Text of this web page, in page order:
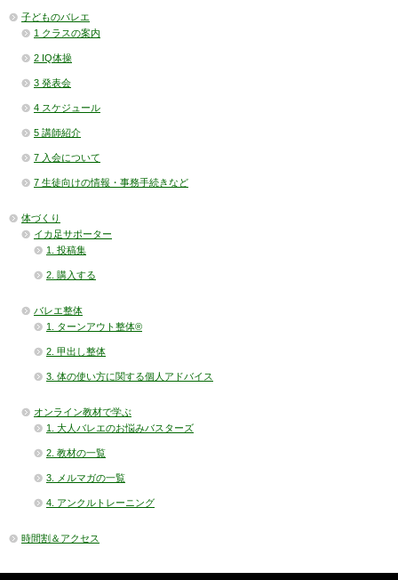
子どものバレエ
1 クラスの案内
2 IQ体操
3 発表会
4 スケジュール
5 講師紹介
7 入会について
7 生徒向けの情報・事務手続きなど
体づくり
イカ足サポーター
1. 投稿集
2. 購入する
バレエ整体
1. ターンアウト整体®
2. 甲出し整体
3. 体の使い方に関する個人アドバイス
オンライン教材で学ぶ
1. 大人バレエのお悩みバスターズ
2. 教材の一覧
3. メルマガの一覧
4. アンクルトレーニング
時間割＆アクセス